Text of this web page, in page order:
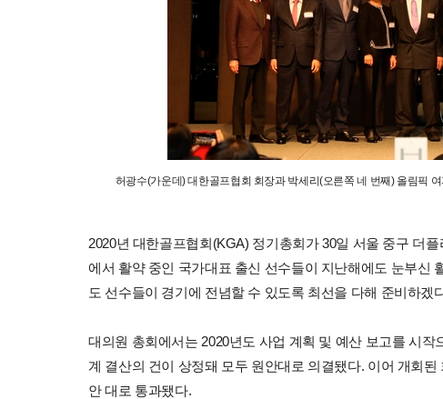
허광수(가운데) 대한골프협회 회장과 박세리(오른쪽 네 번째) 올림픽
2020년 대한골프협회(KGA) 정기총회가 30일 서울 중구 더
에서 활약 중인 국가대표 출신 선수들이 지난해에도 눈부신
도 선수들이 경기에 전념할 수 있도록 최선을 다해 준비하겠
대의원 총회에서는 2020년도 사업 계획 및 예산 보고를 시
계 결산의 건이 상정돼 모두 원안대로 의결됐다. 이어 개회
안 대로 통과됐다.